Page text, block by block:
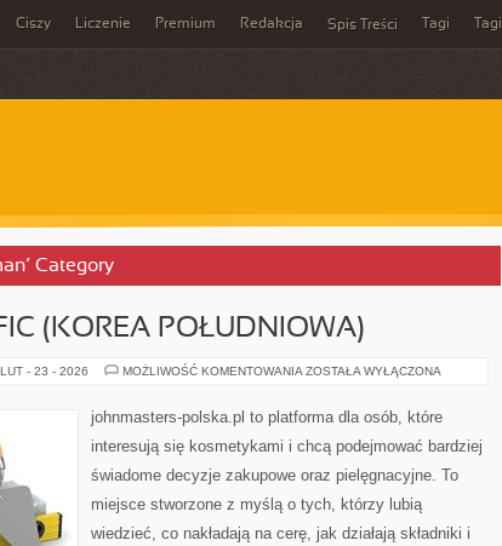
Ciszy Liczenie Premium Redakcja Spis Treści Tagi Tagi
Category
(KOREA POŁUDNIOWA)
LUT - 23 - 2026 MOŻLIWOŚĆ KOMENTOWANIA AMOREPACIFIC
ZOSTAŁA WYŁĄCZONA
johnmasters-polska.pl to platforma dla osób, które
interesują się kosmetykami i chcą podejmować bardziej
świadome decyzje zakupowe oraz pielęgnacyjne. To
miejsce stworzone z myślą o tych, którzy lubią
wiedzieć, co nakładają na cerę, jak działają składniki i